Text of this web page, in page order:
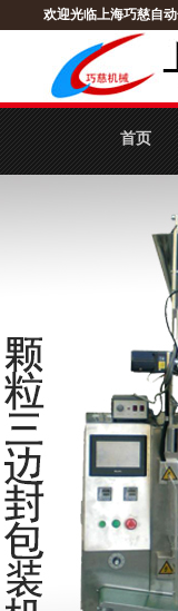
欢迎光临上海巧慈自
首页